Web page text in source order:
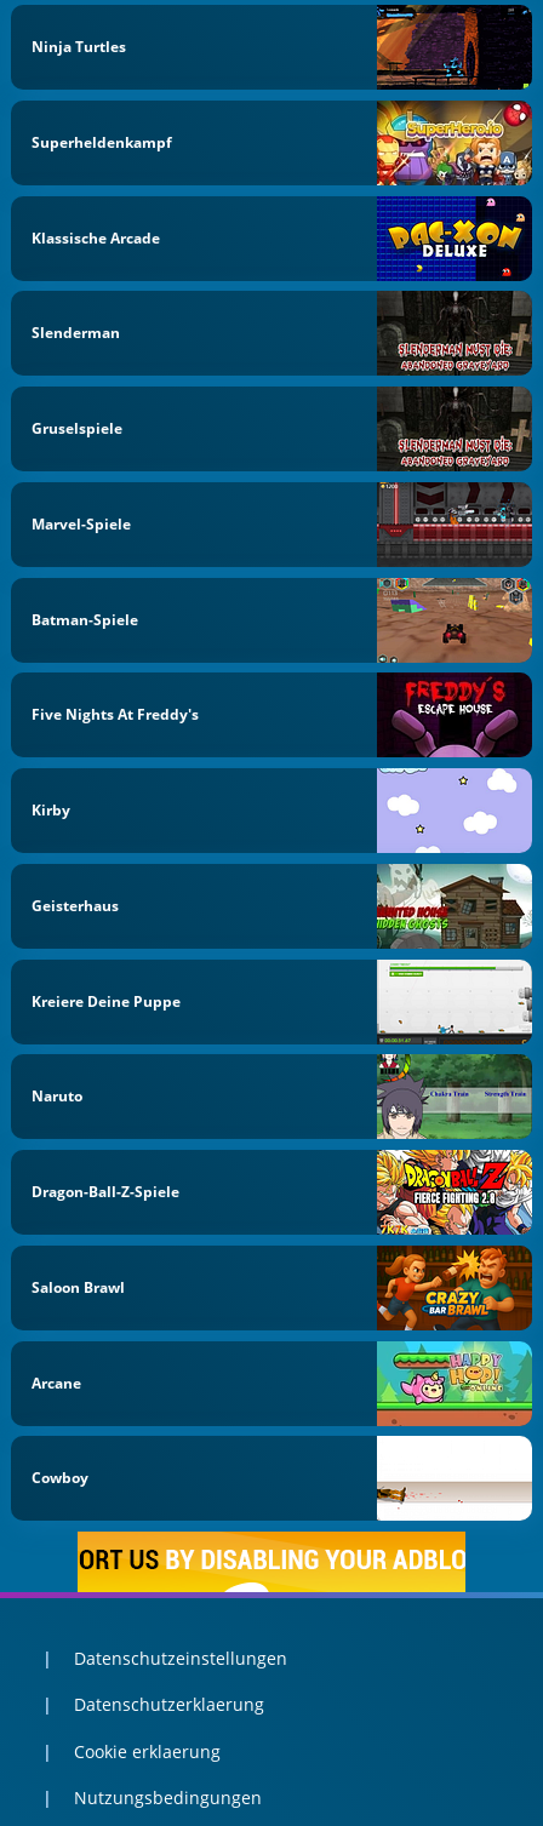
Ninja Turtles
Superheldenkampf
Klassische Arcade
Slenderman
Gruselspiele
Marvel-Spiele
Batman-Spiele
Five Nights At Freddy's
Kirby
Geisterhaus
Kreiere Deine Puppe
Naruto
Dragon-Ball-Z-Spiele
Saloon Brawl
Arcane
Cowboy
Datenschutzeinstellungen
Datenschutzerklaerung
Cookie erklaerung
Nutzungsbedingungen